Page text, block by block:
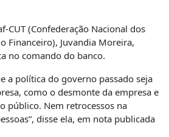
CUT (Confederação Nacional dos
Financeiro), Juvandia Moreira,
no comando do banco.
a política do governo passado seja
como o desmonte da empresa e
público. Nem retrocessos na
disse ela, em nota publicada